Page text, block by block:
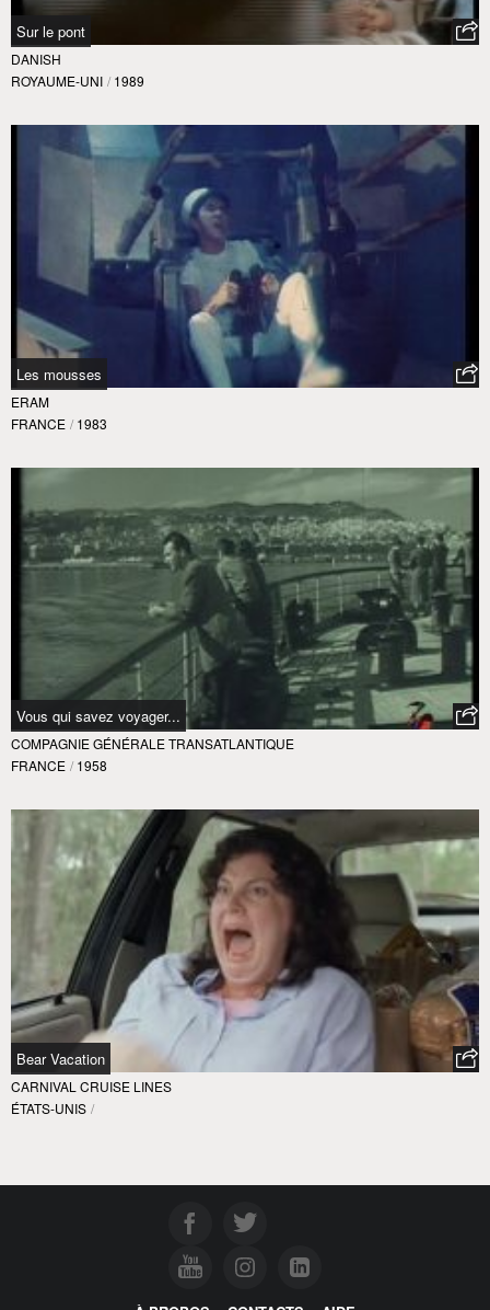
Sur le pont
DANISH
ROYAUME-UNI / 1989
Les mousses
ERAM
FRANCE / 1983
Vous qui savez voyager...
COMPAGNIE GÉNÉRALE TRANSATLANTIQUE
FRANCE / 1958
Bear Vacation
CARNIVAL CRUISE LINES
ÉTATS-UNIS /